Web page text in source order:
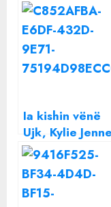
Ia kishin vënë
Ujk, Kylie
ndryshon emrin
ndiheshim sikur
ishte ai